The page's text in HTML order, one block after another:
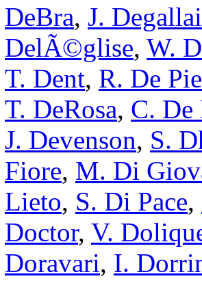
DeBra, J.
DelÃ©glise, W.
T. Dent, R. De
T. DeRosa, C. De
J. Devenson, S.
Fiore, M. Di
Lieto, S. Di Pace,
Doctor, V.
Doravari, I.